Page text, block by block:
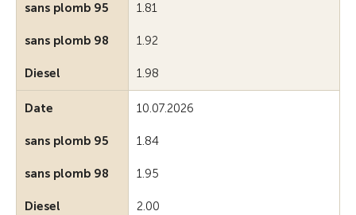
sans plomb 95 1.81
sans plomb 98 1.92
Diesel 1.98
Date 10.07.2026
sans plomb 95 1.84
sans plomb 98 1.95
Diesel 2.00